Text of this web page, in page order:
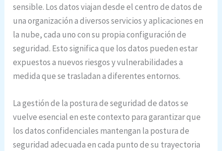
sensible. Los datos viajan desde el centro de datos de
una organización a diversos servicios y aplicaciones en
la nube, cada uno con su propia configuración de
seguridad. Esto significa que los datos pueden estar
expuestos a nuevos riesgos y vulnerabilidades a
medida que se trasladan a diferentes entornos.
La gestión de la postura de seguridad de datos se
vuelve esencial en este contexto para garantizar que
los datos confidenciales mantengan la postura de
seguridad adecuada en cada punto de su trayectoria